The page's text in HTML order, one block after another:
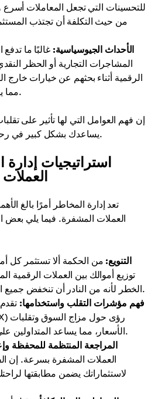
للتحسينات التي تجعل المعاملات أسرع
من حيث التكلفة أن تجتذب
الأحداث الجيوسياسية: غالبًا ما
المشاجرات التجارية أو الحظر
الرقمية أثناء بحثهم عن خيارات خارج
مما يؤثر على تقلبات أسعارها.
إن فهم العوامل التي لها تأثير على
يساعدك بشكل كبير في رحلتك للتنبؤ بالعملة المشفرة.
استراتيجيات
تعد إدارة المخاطر أمرًا بالغ
العملات المشفرة. فيما يلي بعض
التنويع: من الحكمة ألا تستثمر كل
توزيع أموالك بين العملات الرقمية
الخطر لأنه من النادر أن تنخفض جميع الاستثمارات أو ترتفع معًا.
فهم مؤشرات التقلب واستخدامها:
الأسعار، مما يساعد المتداولين على اتخاذ خيارات مدروسة.
المراجعة المنتظمة للمحفظة
العملات المشفرة بسرعة. إن
لاستثماراتك يضمن مطابقتها